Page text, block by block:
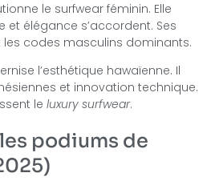
le surfwear féminin. Elle
élégance s’accordent. Ses
les codes masculins dominants.
l’esthétique hawaïenne. Il
et innovation technique.
le luxury surfwear.
les podiums de